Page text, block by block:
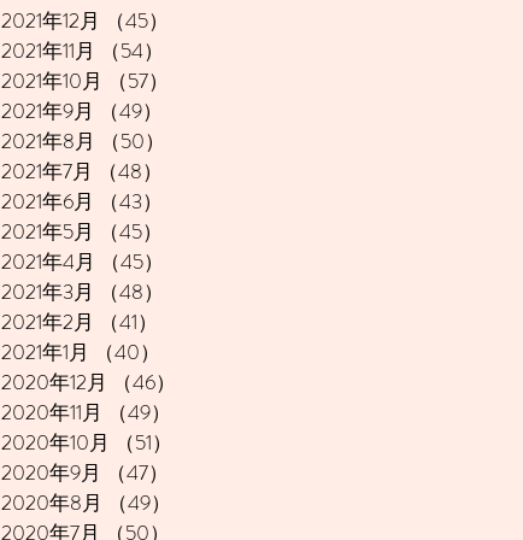
2021年12月 （45）
2021年11月
（54）
2021年10月
（57）
2021年9月
（49）
2021年8月
（50）
2021年7月
（48）
2021年6月
（43）
2021年5月
（45）
2021年4月
（45）
2021年3月
（48）
2021年2月
（41）
2021年1月
（40）
2020年12月
（46）
2020年11月
（49）
2020年10月
（51）
2020年9月
（47）
2020年8月
（49）
2020年7月
（50）